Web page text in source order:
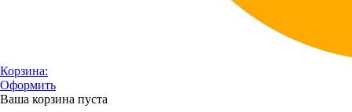
Корзина:
Оформить
Ваша корзина пуста